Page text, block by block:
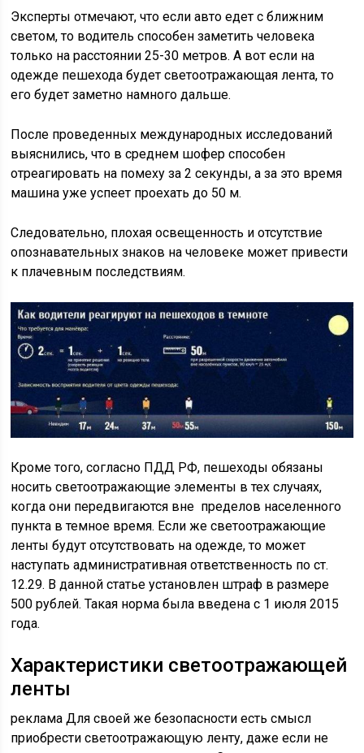
Эксперты отмечают, что если авто едет с ближним
светом, то водитель способен заметить человека
только на расстоянии 25-30 метров. А вот если на
одежде пешехода будет светоотражающая лента, то
его будет заметно намного дальше.
После проведенных международных исследований
выяснились, что в среднем шофер способен
отреагировать на помеху за 2 секунды, а за это время
машина уже успеет проехать до 50 м.
Следовательно, плохая освещенность и отсутствие
опознавательных знаков на человеке может привести
к плачевным последствиям.
Кроме того, согласно ПДД РФ, пешеходы обязаны
носить светоотражающие элементы в тех случаях,
когда они передвигаются вне пределов населенного
пункта в темное время. Если же светоотражающие
ленты будут отсутствовать на одежде, то может
наступать административная ответственность по ст.
12.29. В данной статье установлен штраф в размере
500 рублей. Такая норма была введена с 1 июля 2015
года.
Характеристики светоотражающей
ленты
реклама Для своей же безопасности есть смысл
приобрести светоотражающую ленту, даже если не